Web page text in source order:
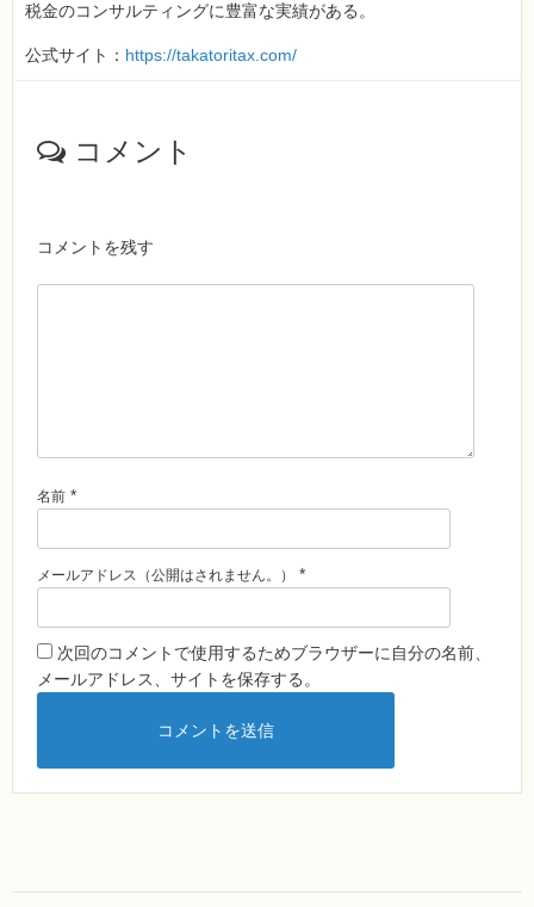
税金のコンサルティングに豊富な実績がある。
公式サイト： https://takatoritax.com/
コメント
コメントを残す
名前 *
メールアドレス（公開はされません。） *
次回のコメントで使用するためブラウザーに自分の名前、
メールアドレス、サイトを保存する。